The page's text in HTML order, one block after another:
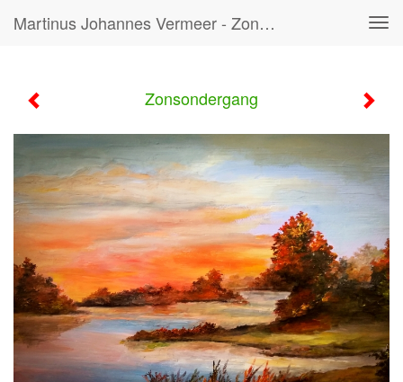
Martinus Johannes Vermeer - Zonsondergang
Zonsondergang